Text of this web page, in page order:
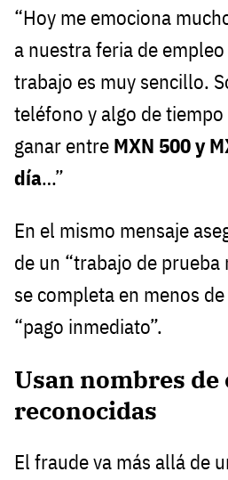
“Hoy me emociona
a nuestra feria de
trabajo es muy sencillo.
teléfono y algo de
ganar entre MXN 500 y
día…”
En el mismo mensaje
de un “trabajo de
se completa en menos
“pago inmediato”.
Usan nombres de
reconocidas
El fraude va más allá de